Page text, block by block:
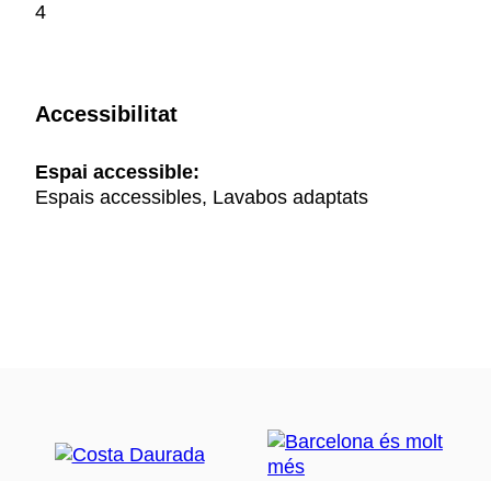
4
Accessibilitat
Espai accessible:
Espais accessibles, Lavabos adaptats